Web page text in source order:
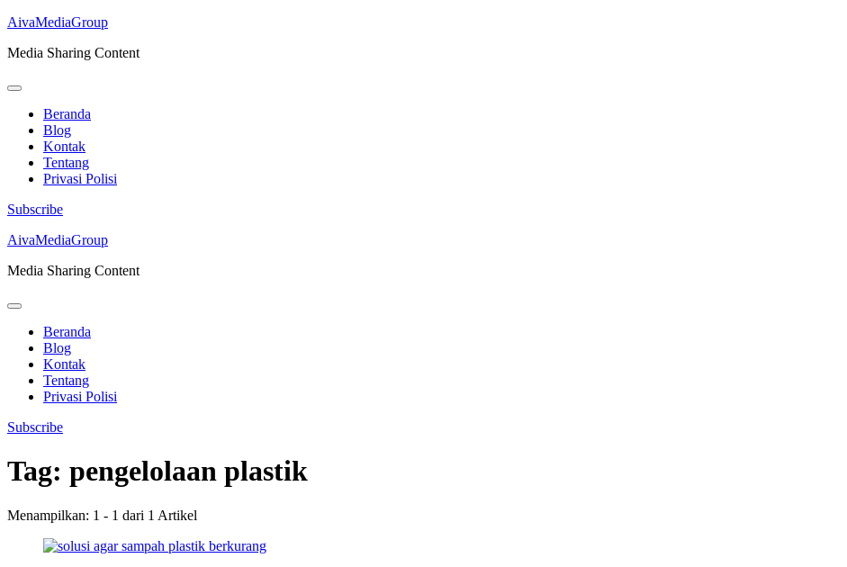
AivaMediaGroup
Media Sharing Content
Beranda
Blog
Kontak
Tentang
Privasi Polisi
Subscribe
Lompat
konten
Enter)
AivaMediaGroup
Media Sharing Content
Beranda
Blog
Kontak
Tentang
Privasi Polisi
Subscribe
Tag: pengelolaan plastik
Menampilkan: 1 - 1 dari 1 Artikel